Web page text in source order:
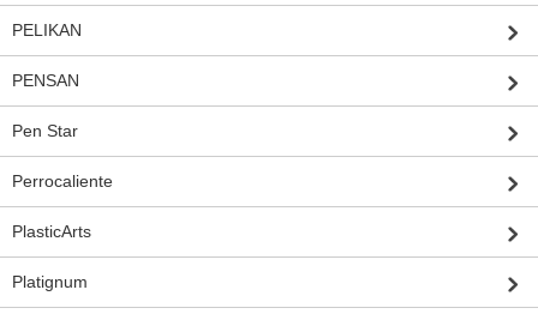
PELIKAN
PENSAN
Pen Star
Perrocaliente
PlasticArts
Platignum